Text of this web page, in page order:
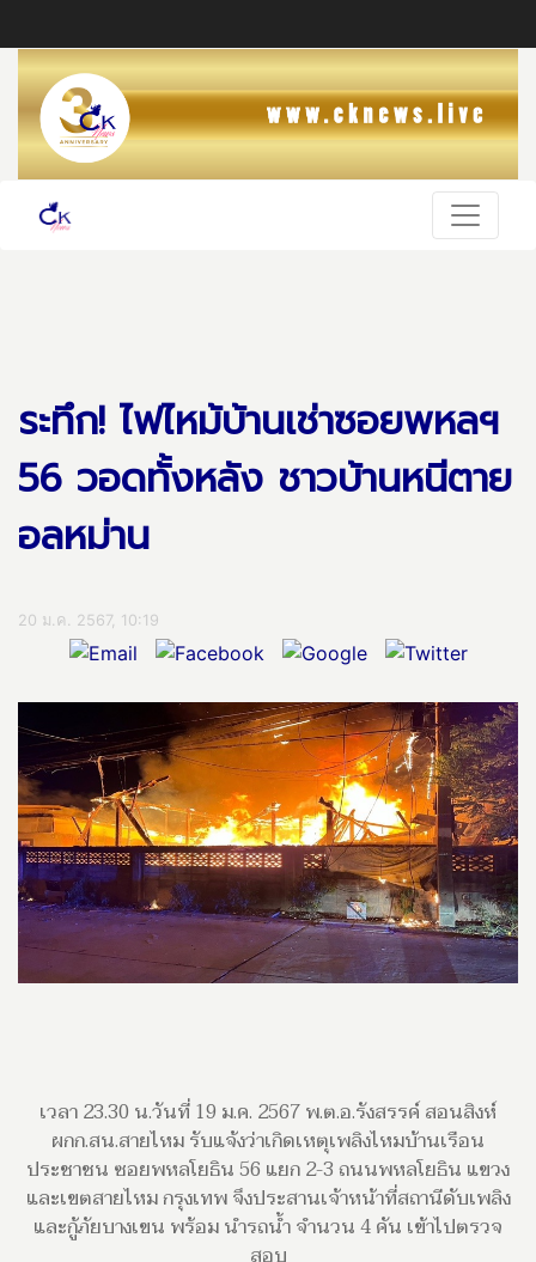
ระทึก! ไฟไหม้บ้านเช่าซอยพหลฯ
56 วอดทั้งหลัง ชาวบ้านหนีตาย
อลหม่าน
20 ม.ค. 2567, 10:19
เวลา 23.30 น.วันที่ 19 ม.ค. 2567 พ.ต.อ.รังสรรค์ สอนสิงห์
ผกก.สน.สายไหม รับแจ้งว่าเกิดเหตุเพลิงไหมบ้านเรือน
ประชาชน ซอยพหลโยธิน 56 แยก 2-3 ถนนพหลโยธิน แขวง
และเขตสายไหม กรุงเทพ จึงประสานเจ้าหน้าที่สถานีดับเพลิง
และกู้ภัยบางเขน พร้อม นำรถน้ำ จำนวน 4 คัน เข้าไปตรวจ